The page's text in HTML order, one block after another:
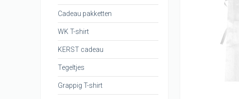
Cadeau pakketten
WK T-shirt
KERST cadeau
Tegeltjes
Grappig T-shirt